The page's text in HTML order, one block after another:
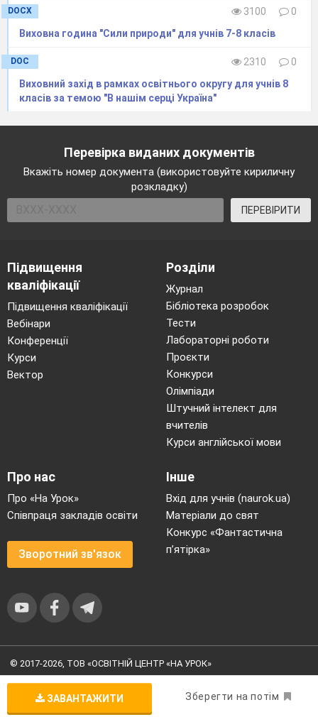
DOCX 3100
0
Виховна година "Сили природи" для учнів 7-8 класів
DOC 2310
0
Виховний захід в рамках освітнього округу для учнів 8
класів за темою "В нашім серці Україна"
ЗАВАНТАЖИТИ Зберегти на потім
Перевірка виданих документів
Вкажіть номер документа (використовуйте кириличну
розкладку)
ПЕРЕВІРИТИ
Підвищення
кваліфікації
Підвищення кваліфікації
Вебінари
Конференції
Курси
Вектор
Розділи
Журнал
Бібліотека розробок
Тести
Лабораторні роботи
Проєкти
Конкурси
Олімпіади
Штучний інтелект для
вчителів
Курси англійської мови
Про нас
Про «На Урок»
Співпраця закладів освіти
Зворотний зв'язок
Інше
Вхід для учнів (naurok.ua)
Матеріали до свят
Конкурс «Фантастична
п’ятірка»
© 2017-2026, ТОВ «ОСВІТНІЙ ЦЕНТР «НА УРОК»
конфіденційності